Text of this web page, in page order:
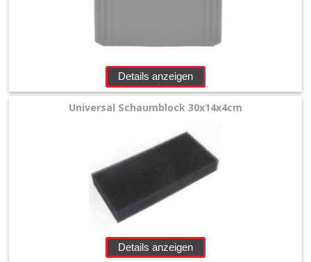
Details anzeigen
Universal Schaumblock 30x14x4cm
Details anzeigen